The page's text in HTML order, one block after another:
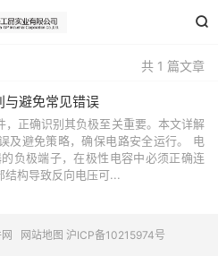

共 1 篇文章
与避免常见错误
正确识别其负极至关重要。本文详解
及避免策略，确保电路安全运行。 电
负极端子，在极性电容中必须正确连
结构导致反向电压可...
网站地图 沪ICP备10215974号